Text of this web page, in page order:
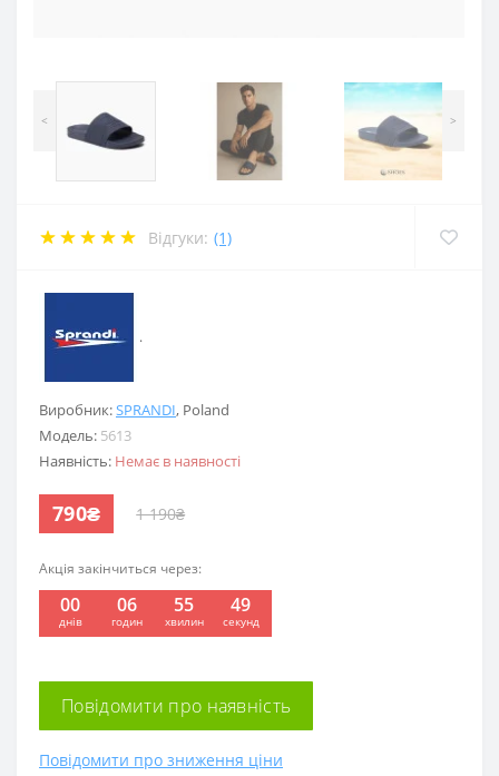
< >
Відгуки: (1)
Виробник:SPRANDI, Poland
Модель: 5613
Наявність: Немає в наявності
790₴ 1 190₴
Акція закінчиться через:
00
днів
06
годин
55
хвилин
48
секунд
Повідомити про наявність
Повідомити про зниження ціни
.